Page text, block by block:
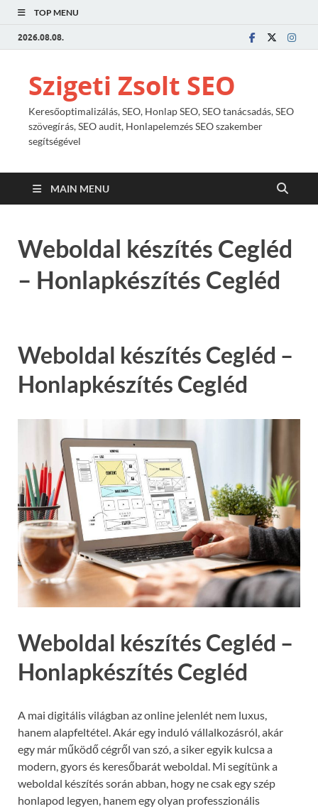
TOP MENU
2026.08.08.
Szigeti Zsolt SEO
Keresőoptimalizálás, SEO, Honlap SEO, SEO tanácsadás, SEO
szövegírás, SEO audit, Honlapelemzés SEO szakember
segítségével
MAIN MENU
Weboldal készítés Cegléd
– Honlapkészítés Cegléd
Weboldal készítés Cegléd –
Honlapkészítés Cegléd
Weboldal készítés Cegléd –
Honlapkészítés Cegléd
A mai digitális világban az online jelenlét nem luxus,
hanem alapfeltétel. Akár egy induló vállalkozásról, akár
egy már működő cégről van szó, a siker egyik kulcsa a
modern, gyors és keresőbarát weboldal. Mi segítünk a
weboldal készítés során abban, hogy ne csak egy szép
honlapod legyen, hanem egy olyan professzionális